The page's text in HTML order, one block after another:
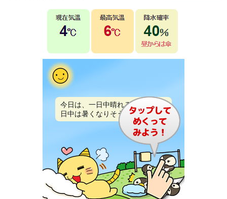
今日は、一日中晴れるでしょう。
日中は暑くなりそうです。